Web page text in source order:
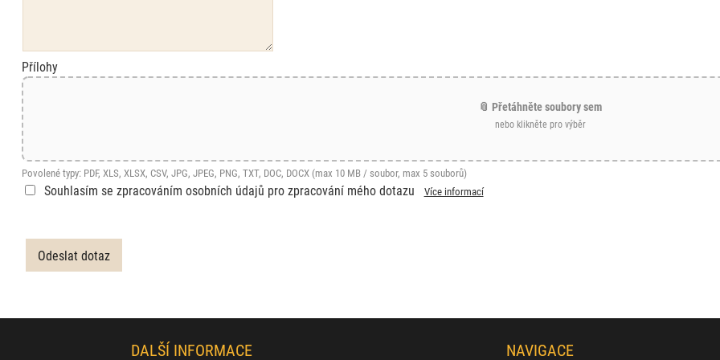
Přílohy
📎 Přetáhněte soubory sem
nebo klikněte pro výběr
Povolené typy: PDF, XLS, XLSX, CSV, JPG, JPEG, PNG, TXT, DOC, DOCX (max 10 MB / soubor, max 5 souborů)
Souhlasím se zpracováním osobních údajů pro zpracování mého dotazu Více informací
DALŠÍ INFORMACE NAVIGACE